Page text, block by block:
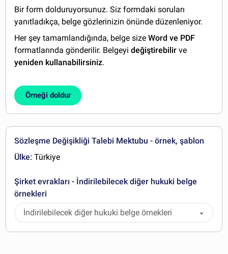
Bir form dolduruyorsunuz. Siz formdaki soruları
yanıtladıkça, belge gözlerinizin önünde düzenleniyor.
Her şey tamamlandığında, belge sizeWord ve PDF
formatlarında gönderilir. Belgeyideğiştirebilir ve
yeniden kullanabilirsiniz.
Örneği doldur
Sözleşme Değişikliği Talebi Mektubu - örnek, şablon
Ülke: Türkiye
Şirket evrakları - İndirilebilecek diğer hukuki belge
örnekleri
İndirilebilecek diğer hukuki belge örnekleri